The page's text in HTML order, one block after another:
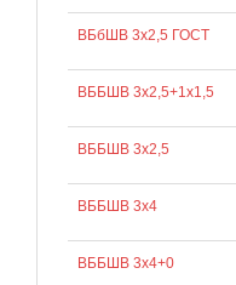
ВБбШВ 3х2,5 ГОСТ
ВББШВ 3х2,5+1х1,5
ВББШВ 3х2,5
ВББШВ 3х4
ВББШВ 3х4+0